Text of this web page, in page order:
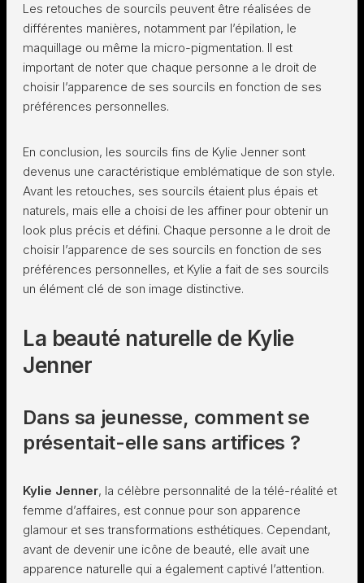
Les retouches de sourcils peuvent être réalisées de
différentes manières, notamment par l’épilation, le
maquillage ou même la micro-pigmentation. Il est
important de noter que chaque personne a le droit de
choisir l’apparence de ses sourcils en fonction de ses
préférences personnelles.
En conclusion, les sourcils fins de Kylie Jenner sont
devenus une caractéristique emblématique de son style.
Avant les retouches, ses sourcils étaient plus épais et
naturels, mais elle a choisi de les affiner pour obtenir un
look plus précis et défini. Chaque personne a le droit de
choisir l’apparence de ses sourcils en fonction de ses
préférences personnelles, et Kylie a fait de ses sourcils
un élément clé de son image distinctive.
La beauté naturelle de Kylie
Jenner
Dans sa jeunesse, comment se
présentait-elle sans artifices ?
Kylie Jenner, la célèbre personnalité de la télé-réalité et
femme d’affaires, est connue pour son apparence
glamour et ses transformations esthétiques. Cependant,
avant de devenir une icône de beauté, elle avait une
apparence naturelle qui a également captivé l’attention.